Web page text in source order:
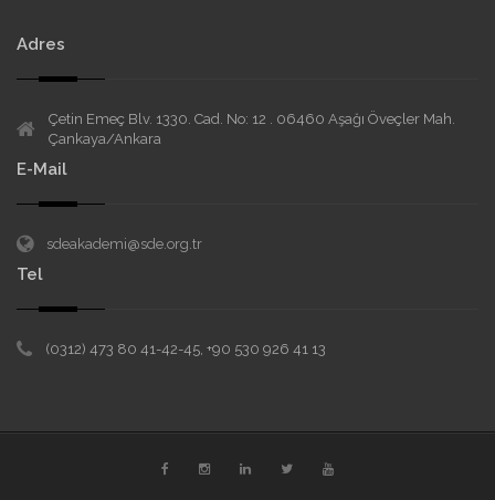
Adres
Çetin Emeç Blv. 1330. Cad. No: 12 . 06460 Aşağı Öveçler Mah.
Çankaya/Ankara
E-Mail
sdeakademi@sde.org.tr
Tel
(0312) 473 80 41-42-45, +90 530 926 41 13